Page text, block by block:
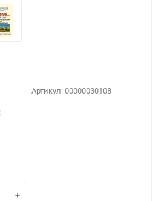
Артикул: 00000030108